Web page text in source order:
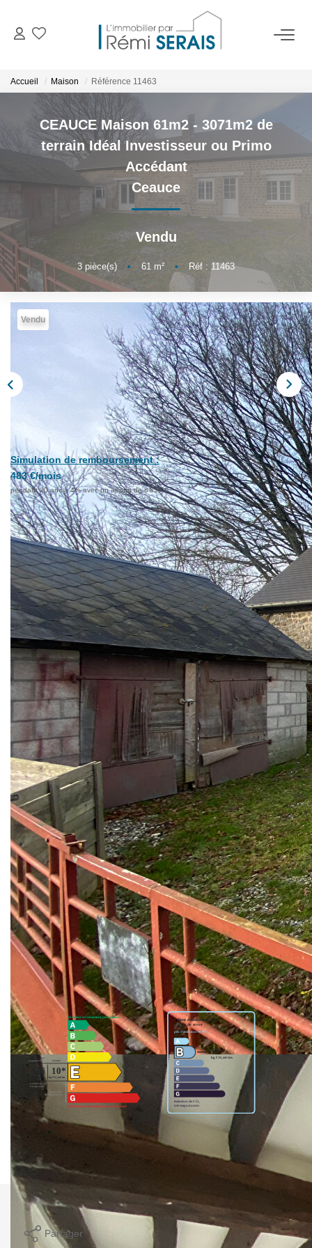
LOUER
VENDRE
BIENS VENDUS
ADMINISTRATION DE BIENS
Gestion
Syndic
Assurance
Extranet
NOS AGENCES
Accueil Maison Référence 11463
CEAUCE Maison 61m2 - 3071m2 de
terrain Idéal Investisseur ou Primo
Accédant
Ceauce
Vendu
3 pièce(s) • 61 m² • Réf : 11463
Vendu
Simulation de remboursement :
483 €/mois
pendant 20 ans à 4% avec un apport de 8 856 €
Description
Réf : 11463
Ref 11463 - 88 560€ HAI
L'Immobilier par Remi Serais vous propose à la vente cette
charmante maison en pierre de plain-pied située entre
DOMFRONT et CEAUCE, dans un lieu dit au calme
Celle-ci comprend une entrée donnant sur la cuisine, salon-
séjour avec cheminée, une chambre, un bureau, salle d'eau
et wc
Combles aménageables
Deux caves attenantes à la maison.
Garage et hangar sur le terrain.
Puits non-raccordé à la maison.
L'ensemble sur un ensemble entièrement clôturé de 3 071
m².
Nos honoraires Nous contacter
Diagnostics énergétiques
Montant estimé des dépenses annuelles d'énergie pour un
usage standard entre 1260€ et 1750€. Pour la date de
référence 01/01/2021.
Imprimer
Partager Calculer mon budget